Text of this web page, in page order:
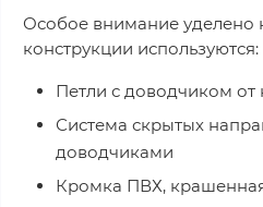
Особое внимание уделено
конструкции используются:
Петли с доводчиком
Система скрытых
доводчиками
Кромка ПВХ,